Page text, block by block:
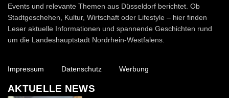
Events und relevante Themen aus Düsseldorf berichtet. Ob
Stadtgeschehen, Kultur, Wirtschaft oder Lifestyle – hier finden
Leser aktuelle Informationen und spannende Geschichten rund
um die Landeshauptstadt Nordrhein-Westfalens.
Impressum Datenschutz Werbung
AKTUELLE NEWS